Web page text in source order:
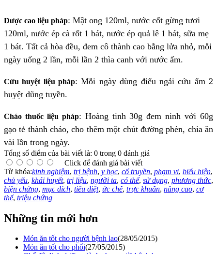
Dược cao liệu pháp: Mật ong 120ml, nước cốt gừng tươi
120ml, nước ép cà rốt 1 bát, nước ép quả lê 1 bát, sữa mẹ
1 bát. Tất cả hòa đều, đem cô thành cao bằng lửa nhỏ, mỗi
ngày uống 2 lần, mỗi lần 2 thìa canh với nước ấm.
Cứu huyệt liệu pháp:Mỗi ngày dùng điếu ngải cứu ấm 2
huyệt dũng tuyền.
Cháo thuốc liệu pháp: Hoàng tinh 30g đem ninh với 60g
gạo tẻ thành cháo, cho thêm một chút đường phèn, chia ăn
vài lần trong ngày.
Tổng số điểm của bài viết là: 0 trong 0 đánh giá
Click để đánh giá bài viết
Từ khóa:kinh nghiệm, trị bệnh, y học, cổ truyền, phạm vi, biểu hiện,
chủ yếu, khái huyết, trị liệu, người ta, có thể, sử dụng, phương thức,
biện chứng, mục đích, tiêu diệt, ức chế, trực khuẩn, nâng cao, cơ
thể, triệu chứng
Những tin mới hơn
Món ăn tốt cho người bệnh lao(28/05/2015)
Món ăn tốt cho phổi(27/05/2015)